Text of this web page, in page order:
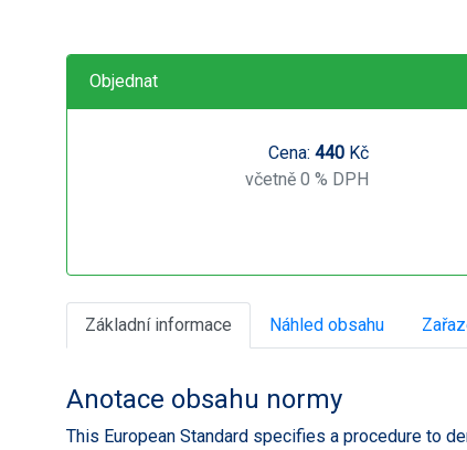
Objednat
Cena: 440Kč
včetně 0 % DPH
Základní informace Náhled obsahu
Anotace obsahu normy
This European Standard specifies a procedure to